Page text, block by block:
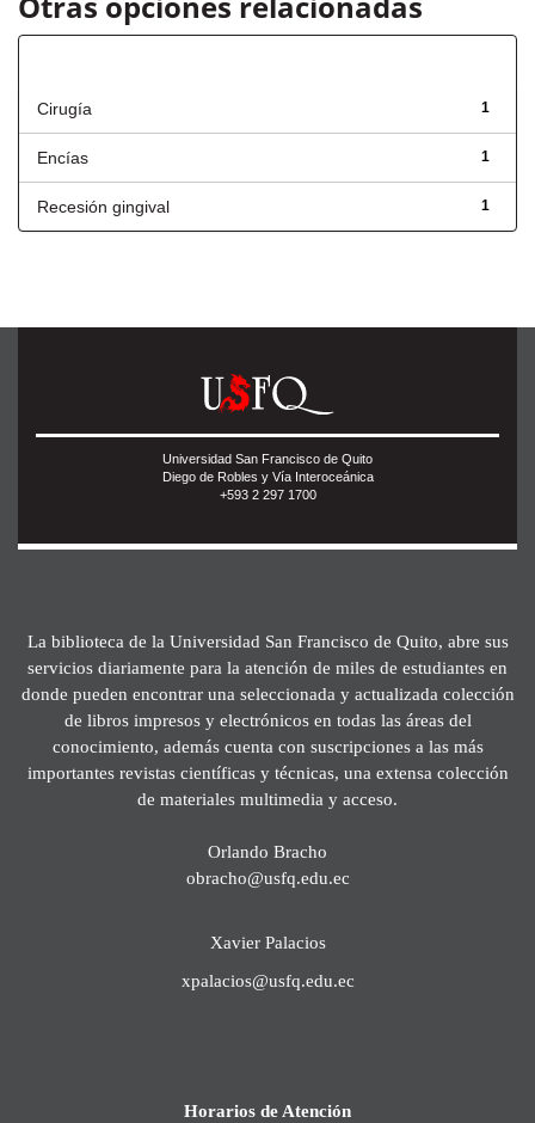
1
Cirugía
1
Encías
1
Recesión gingival
Universidad San Francisco de Quito
Diego de Robles y Vía Interoceánica
+593 2 297 1700
La biblioteca de la Universidad San Francisco de Quito, abre sus
servicios diariamente para la atención de miles de estudiantes en
donde pueden encontrar una seleccionada y actualizada colección
de libros impresos y electrónicos en todas las áreas del
conocimiento, además cuenta con suscripciones a las más
importantes revistas científicas y técnicas, una extensa colección
de materiales multimedia y acceso.
Orlando Bracho
obracho@usfq.edu.ec
Xavier Palacios
xpalacios@usfq.edu.ec
Horarios de Atención